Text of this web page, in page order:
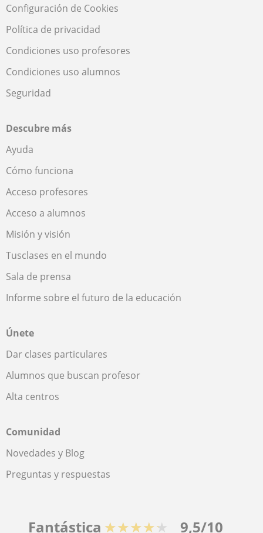
Configuración de Cookies
Política de privacidad
Condiciones uso profesores
Condiciones uso alumnos
Seguridad
Descubre más
Ayuda
Cómo funciona
Acceso profesores
Acceso a alumnos
Misión y visión
Tusclases en el mundo
Sala de prensa
Informe sobre el futuro de la educación
Únete
Dar clases particulares
Alumnos que buscan profesor
Alta centros
Comunidad
Novedades y Blog
Preguntas y respuestas
Fantástica ★★★★★ 9,5/10